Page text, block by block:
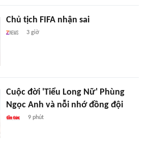
Chủ tịch FIFA nhận sai
3 giờ
Cuộc đời 'Tiểu Long Nữ' Phùng
Ngọc Anh và nỗi nhớ đồng đội
9 phút